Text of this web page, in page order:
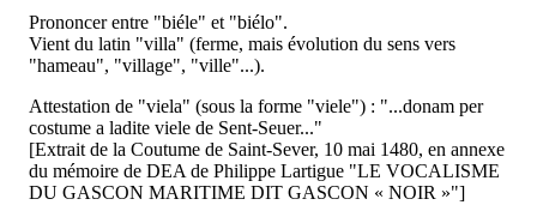
Prononcer entre "biéle" et "biélo".
Vient du latin "villa" (ferme, mais évolution du sens vers
"hameau", "village", "ville"...).
Attestation de "viela" (sous la forme "viele") : "...donam per
costume a ladite viele de Sent-Seuer..."
[Extrait de la Coutume de Saint-Sever, 10 mai 1480, en annexe
du mémoire de DEA de Philippe Lartigue "LE VOCALISME
DU GASCON MARITIME DIT GASCON « NOIR »"]